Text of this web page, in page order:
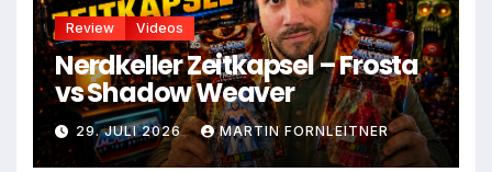
Review Videos
Nerdkeller Zeitkapsel – Frosta
vs Shadow Weaver
29. JULI 2026 MARTIN FORNLEITNER